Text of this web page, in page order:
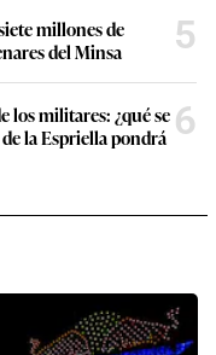
millones de
del Minsa
5
los militares: ¿qué se
la Espriella pondrá 6